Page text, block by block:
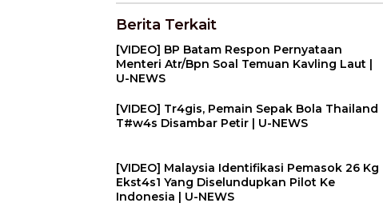
Berita Terkait
[VIDEO] BP Batam Respon Pernyataan
Menteri Atr/Bpn Soal Temuan Kavling Laut |
U-NEWS
[VIDEO] Tr4gis, Pemain Sepak Bola Thailand
T#w4s Disambar Petir | U-NEWS
[VIDEO] Malaysia Identifikasi Pemasok 26 Kg
Ekst4s1 Yang Diselundupkan Pilot Ke
Indonesia | U-NEWS